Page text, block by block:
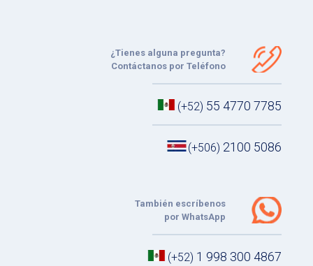
¿Tienes alguna pregunta?
Contáctanos por Teléfono
(+52) 55 4770 7785
(+506) 2100 5086
También escríbenos
por WhatsApp
(+52) 1 998 300 4867